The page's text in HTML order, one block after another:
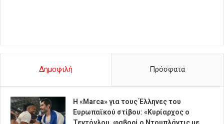
Δημοφιλή Πρόσφατα
Η «Marca» για τους Έλληνες του
Ευρωπαϊκού στίβου: «Κυρίαρχος ο